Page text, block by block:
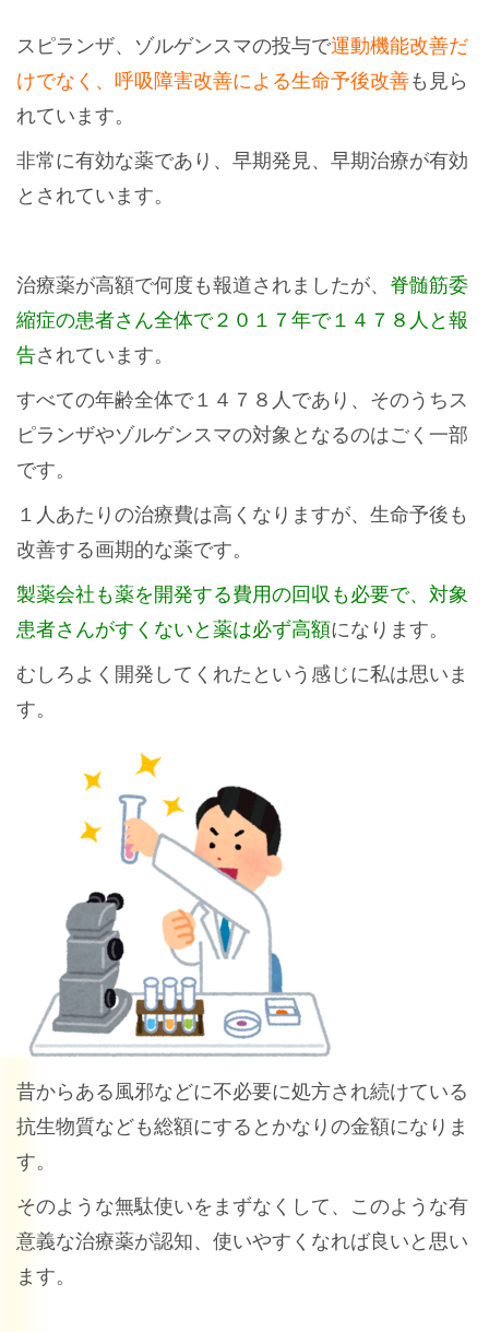
スピランザ、ゾルゲンスマの投与で運動機能改善だ
けでなく、呼吸障害改善による生命予後改善も見ら
れています。
非常に有効な薬であり、早期発見、早期治療が有効
とされています。
治療薬が高額で何度も報道されましたが、 脊髄筋委
縮症の患者さん全体で２０１７年で１４７８人と報
告されています。
すべての年齢全体で１４７８人であり、そのうちス
ピランザやゾルゲンスマの対象となるのはごく一部
です。
１人あたりの治療費は高くなりますが、生命予後も
改善する画期的な薬です。
製薬会社も薬を開発する費用の回収も必要で、対象
患者さんがすくないと薬は必ず高額になります。
むしろよく開発してくれたという感じに私は思いま
す。
昔からある風邪などに不必要に処方され続けている
抗生物質なども総額にするとかなりの金額になりま
す。
そのような無駄使いをまずなくして、このような有
意義な治療薬が認知、使いやすくなれば良いと思い
ます。